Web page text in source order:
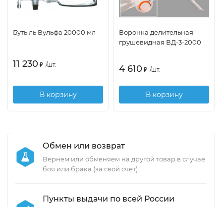
Бутыль Вульфа 20000 мл
11 230 ₽ /шт.
В корзину
Воронка делительная
грушевидная ВД-3-2000
4 610 ₽ /шт.
В корзину
Обмен или возврат
Вернем или обменяем на другой товар в случае
боя или брака (за свой счет).
Пункты выдачи по всей России